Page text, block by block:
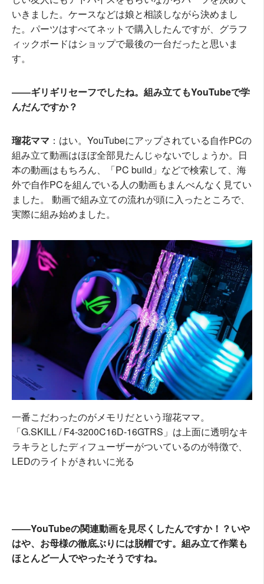
いきました。ケースなどは娘と相談しながら決めまし
た。パーツはすべてネットで購入したんですが、グラフ
ィックボードはショップで最後の一台だったと思いま
す。
――ギリギリセーフでしたね。組み立てもYouTubeで学
んだんですか？
瑠花ママ ：はい。YouTubeにアップされている自作PCの
組み立て動画はほぼ全部見たんじゃないでしょうか。日
本の動画はもちろん、「PC build」などで検索して、海
外で自作PCを組んでいる人の動画もまんべんなく見てい
ました。 動画で組み立ての流れが頭に入ったところで、
実際に組み始めました。
一番こだわったのがメモリだという瑠花ママ。
「G.SKILL / F4-3200C16D-16GTRS」は上面に透明なキ
ラキラとしたディフューザーがついているのが特徴で、
LEDのライトがきれいに光る
――YouTubeの関連動画を見尽くしたんですか！？いや
はや、お母様の徹底ぶりには脱帽です。組み立て作業も
ほとんど一人でやったそうですね。